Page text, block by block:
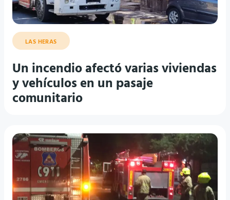
LAS HERAS
Un incendio afectó varias viviendas
y vehículos en un pasaje
comunitario